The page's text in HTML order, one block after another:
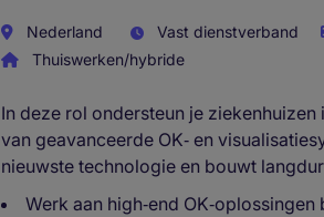
Nederland Vast dienstverband
Thuiswerken/hybride
In deze rol ondersteun je
van geavanceerde OK‑ en
nieuwste technologie en bouwt
Werk aan high‑end